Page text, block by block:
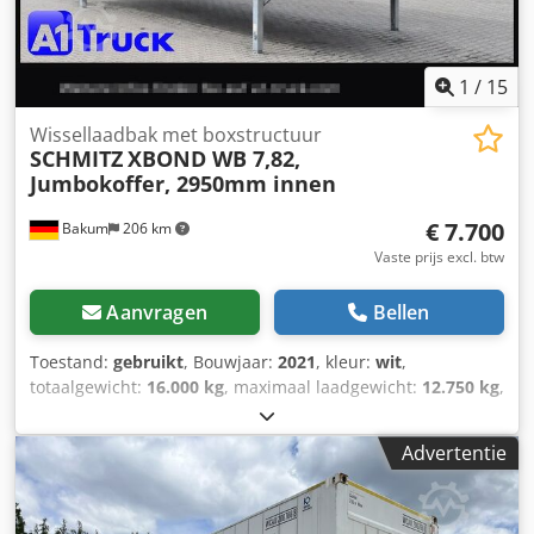
1 / 15
Bakum 206 km
Wissellaadbak met boxstructuur
SCHMITZXBOND WB 7,82,
Jumbokoffer, 2950mm innen
€ 7.700
Vaste prijs excl. btw
Aanvragen Bellen
Toestand: gebruikt, Bouwjaar: 2021, kleur: wit,
totaalgewicht: 16.000 kg, maximaal laadgewicht: 12.750 kg,
, laadruimte inhoud:
laadruimtebreedte:2.480 mm, laadruimte lengte:7.700
mm , laadruimtehoogte: 2.950 mm, eerste registratie:
05/2021
, totale lengte: 7.700 mm, bestuurderscabine:
dagcabine, emissieklasse:geen, Uitrusting:
Advertentie